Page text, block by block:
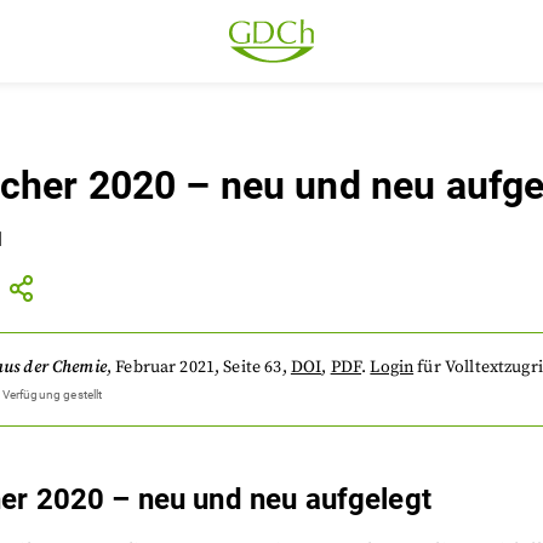
2020 – neu und neu
der Chemie,Februar 2021, Seite 63, DOI, PDF. Loginfür
gestellt
2020 – neu und neu aufgelegt